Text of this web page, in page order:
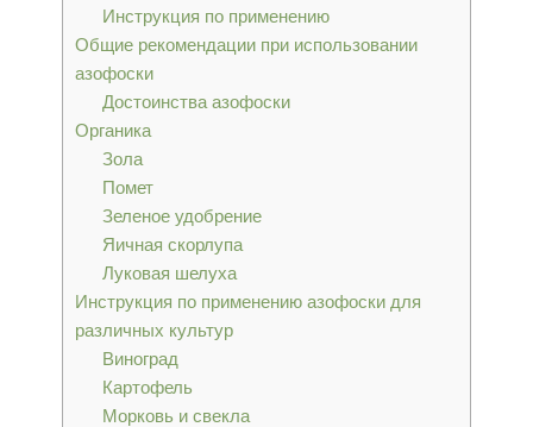
Инструкция по применению
Общие рекомендации при использовании
азофоски
Достоинства азофоски
Органика
Зола
Помет
Зеленое удобрение
Яичная скорлупа
Луковая шелуха
Инструкция по применению азофоски для
различных культур
Виноград
Картофель
Морковь и свекла